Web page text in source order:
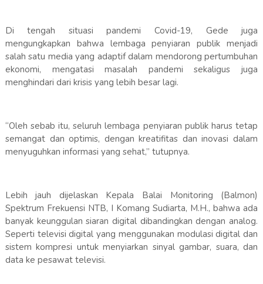
Di tengah situasi pandemi Covid-19, Gede juga
mengungkapkan bahwa lembaga penyiaran publik menjadi
salah satu media yang adaptif dalam mendorong pertumbuhan
ekonomi, mengatasi masalah pandemi sekaligus juga
menghindari dari krisis yang lebih besar lagi.
“Oleh sebab itu, seluruh lembaga penyiaran publik harus tetap
semangat dan optimis, dengan kreatifitas dan inovasi dalam
menyuguhkan informasi yang sehat,” tutupnya.
Lebih jauh dijelaskan Kepala Balai Monitoring (Balmon)
Spektrum Frekuensi NTB, I Komang Sudiarta, M.H., bahwa ada
banyak keunggulan siaran digital dibandingkan dengan analog.
Seperti televisi digital yang menggunakan modulasi digital dan
sistem kompresi untuk menyiarkan sinyal gambar, suara, dan
data ke pesawat televisi.